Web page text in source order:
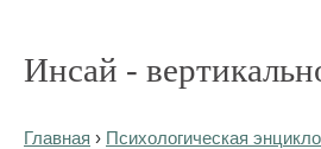
Инсай -
Главная › Психологическая